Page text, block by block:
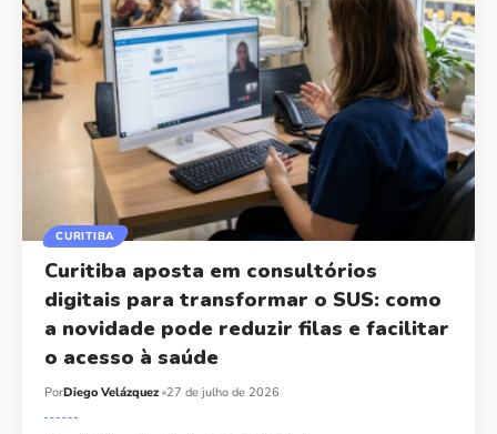
CURITIBA
Curitiba aposta em consultórios
digitais para transformar o SUS: como
a novidade pode reduzir filas e facilitar
o acesso à saúde
PorDiego Velázquez 27 de julho de 2026